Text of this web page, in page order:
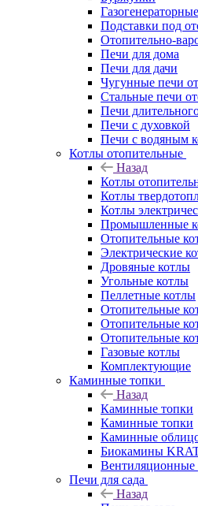
Подставки под
Отопительно-
Печи для дома
Печи для дачи
Чугунные печи
Стальные печи
Печи
Печи с духовкой
Печи с водяным
Котлы отопительные
Назад
Котлы
Котлы
Котлы
Промышленные
Отопительные
Электрические
Дровяные котлы
Угольные котлы
Пеллетные котлы
Отопительные
Отопительные
Отопительные
Газовые котлы
Комплектующие
Каминные топки
Назад
Каминные топки
Каминные топки
Каминные
Биокамины
Вентиляционные
Печи для сада
Назад